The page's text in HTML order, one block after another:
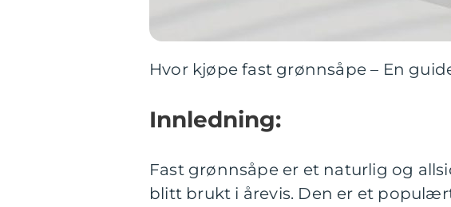
Hvor kjøpe fast grønnsåpe – En
Innledning:
Fast grønnsåpe er et naturlig og
blitt brukt i årevis. Den er et